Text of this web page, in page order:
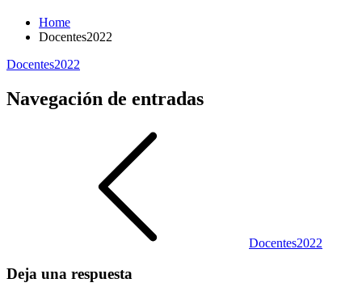
Home
Docentes2022
Docentes2022
Navegación de entradas
Docentes2022
Deja una respuesta